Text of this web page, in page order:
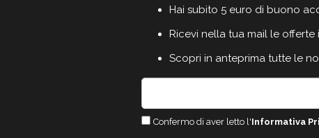
Hai subito 5 euro di buono
Ricevi nella tua mail le offerte
Scopri in anteprima tutte le
Confermo di aver letto l'Informativa